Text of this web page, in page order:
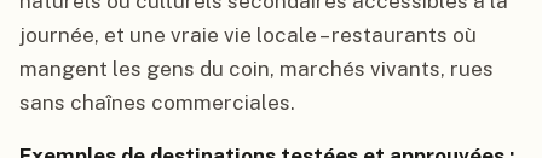
journée, et une vraie vie locale – restaurants où
mangent les gens du coin, marchés vivants, rues
sans chaînes commerciales.